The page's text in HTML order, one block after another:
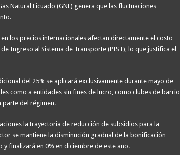
Natural Licuado (GNL) genera que las fluctuaciones
los precios internacionales afectan directamente el costo
Ingreso al Sistema de Transporte (PIST), lo que justifica el
del 25% se aplicará exclusivamente durante mayo de
como a entidades sin fines de lucro, como clubes de barrio
parte del régimen.
la trayectoria de reducción de subsidios para la
se mantiene la disminución gradual de la bonificación
finalizará en 0% en diciembre de este año.